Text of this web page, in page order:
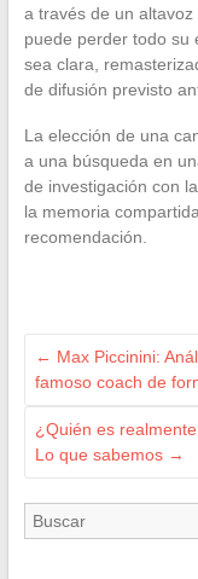
a través de un
puede perder todo su
sea clara,
de difusión previsto
La elección de una
a una búsqueda en
de investigación con
la memoria
recomendación.
← Max Piccinini:
famoso coach de
¿Quién es
Lo que sabemos →